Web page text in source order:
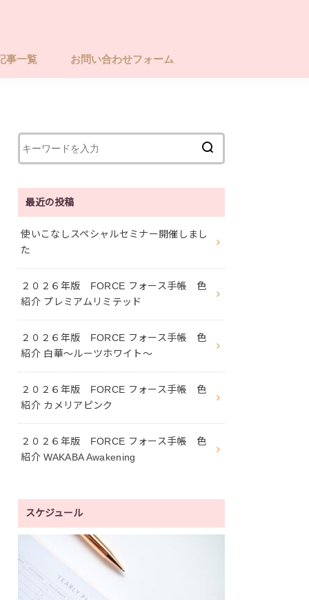
事一覧 お問い合わせフォーム
最近の投稿
使いこなしスペシャルセミナー開催しまし
た
２０２６年版 FORCE フォース手帳 色
紹介 プレミアムリミテッド
２０２６年版 FORCE フォース手帳 色
紹介 白華〜ルーツホワイト〜
２０２６年版 FORCE フォース手帳 色
紹介 カメリアピンク
２０２６年版 FORCE フォース手帳 色
紹介 WAKABA Awakening
スケジュール